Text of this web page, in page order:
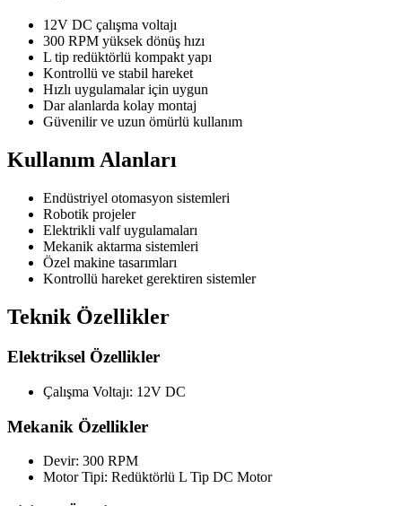
12V DC çalışma voltajı
300 RPM yüksek dönüş hızı
L tip redüktörlü kompakt yapı
Kontrollü ve stabil hareket
Hızlı uygulamalar için uygun
Dar alanlarda kolay montaj
Güvenilir ve uzun ömürlü kullanım
Kullanım Alanları
Endüstriyel otomasyon sistemleri
Robotik projeler
Elektrikli valf uygulamaları
Mekanik aktarma sistemleri
Özel makine tasarımları
Kontrollü hareket gerektiren sistemler
Teknik Özellikler
Elektriksel Özellikler
Çalışma Voltajı: 12V DC
Mekanik Özellikler
Devir: 300 RPM
Motor Tipi: Redüktörlü L Tip DC Motor